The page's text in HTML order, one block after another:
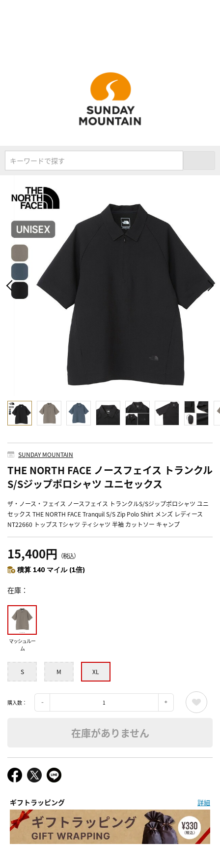
キーワードで探す
SUNDAY MOUNTAIN
THE NORTH FACE ノースフェイス トランクル
S/Sジップポロシャツ ユニセックス
ザ・ノース・フェイス ノースフェイス トランクルS/Sジップポロシャツ ユニ
セックス THE NORTH FACE Tranquil S/S Zip Polo Shirt メンズ レディース
NT22660 トップス Tシャツ ティシャツ 半袖 カットソー キャンプ
15,400円 （税込）
積算 140 マイル (1倍)
在庫
マッシュルー
ム
S M XL
購入数：
在庫がありません
ギフトラッピング 詳細